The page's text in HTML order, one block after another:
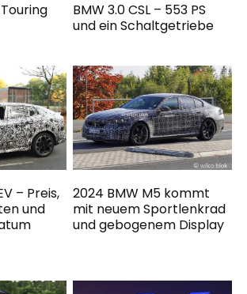
BMW 3.0 CSL – 553 PS
und ein Schaltgetriebe
– Preis,
und
2024 BMW M5 kommt
mit neuem Sportlenkrad
und gebogenem Display